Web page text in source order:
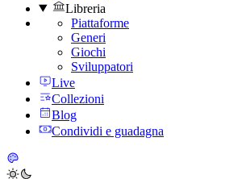
Libreria
Piattaforme
Generi
Giochi
Sviluppatori
Live
Collezioni
Blog
Condividi e guadagna